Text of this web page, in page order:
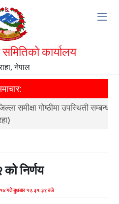
कार्यालय
नेपाल
उपस्थिती सम्बन्धमा । (स्थानीय तह
निर्णय
गते बुधबार १२:३१:३९ बजे